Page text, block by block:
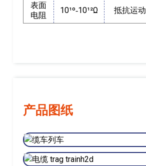
表面
电阻
10¹º‐10¹²Ω 抵抗运动
产品图纸